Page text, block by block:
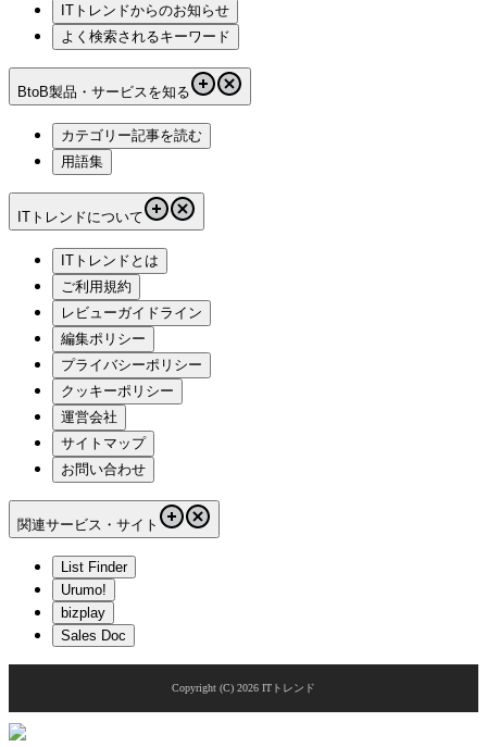
ITトレンドからのお知らせ
よく検索されるキーワード
BtoB製品・サービスを知る
カテゴリー記事を読む
用語集
ITトレンドについて
ITトレンドとは
ご利用規約
レビューガイドライン
編集ポリシー
プライバシーポリシー
クッキーポリシー
運営会社
サイトマップ
お問い合わせ
関連サービス・サイト
List Finder
Urumo!
bizplay
Sales Doc
Copyright (C) 2026 ITトレンド